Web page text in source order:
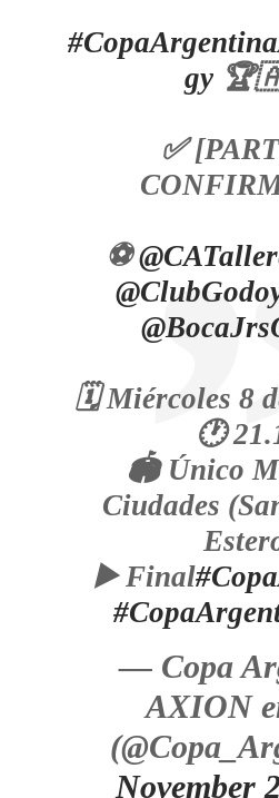
gy
✅
⚽
🗓️ Miércoles 8
🕐
🏟️ Único
Ciudades
▶️ Final
— Copa
AXION
November